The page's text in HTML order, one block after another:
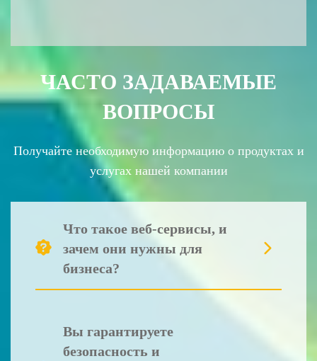
ЧАСТО ЗАДАВАЕМЫЕ
ВОПРОСЫ
Получайте необходимую информацию о продуктах и
услугах нашей компании
Что такое веб-сервисы, и
зачем они нужны для
бизнеса?
которые обеспечивают обмен данными и
функциональность между различными системами
Вы гарантируете
безопасность и